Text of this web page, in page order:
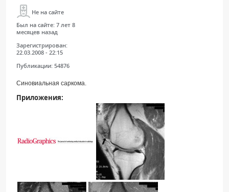
Не на сайте
Был на сайте: 7 лет 8
месяцев назад
Зарегистрирован:
22.03.2008 - 22:15
Публикации: 54876
Синовиальная саркома.
Приложения: